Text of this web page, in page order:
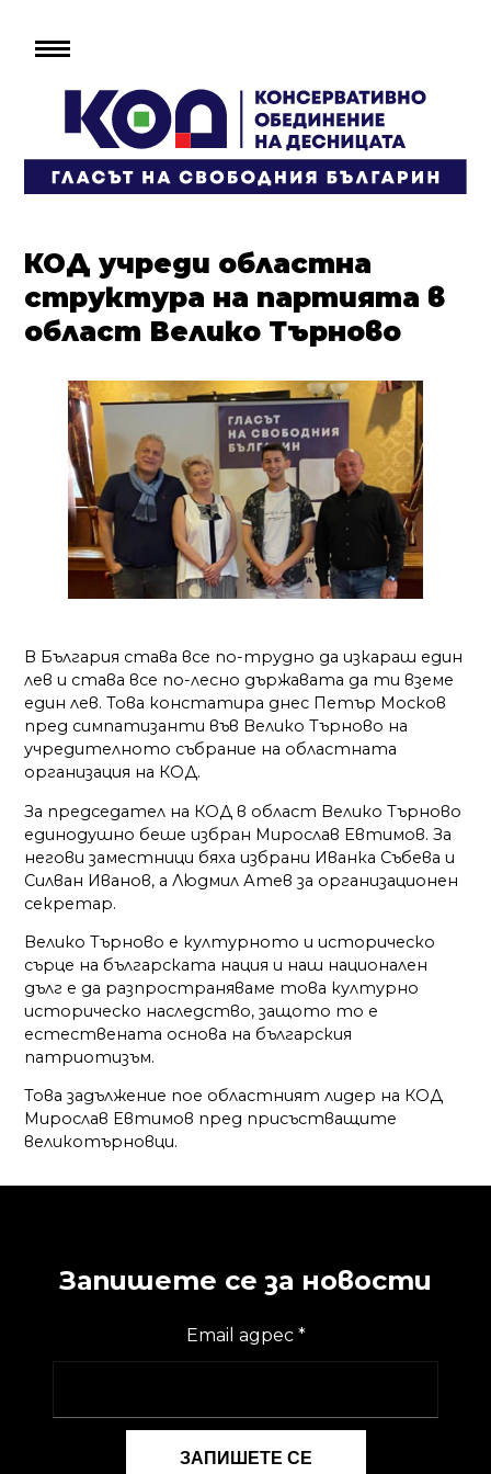
КОД учреди областна
структура на партията в
област Велико Търново
В България става все по-трудно да изкараш един
лев и става все по-лесно държавата да ти вземе
един лев. Това констатира днес Петър Москов
пред симпатизанти във Велико Търново на
учредителното събрание на областната
организация на КОД.
За председател на КОД в област Велико Търново
единодушно беше избран Мирослав Евтимов. За
негови заместници бяха избрани Иванка Събева и
Силван Иванов, а Людмил Атев за организационен
секретар.
Велико Търново е културното и историческо
сърце набългарската нация и наш национален
дълг е да разпространяваме това културно
историческо наследство, защото то е
естествената основа на българския
патриотизъм.
Това задължение пое областният лидер на КОД
Мирослав Евтимов пред присъстващите
великотърновци.
Запишете се за новости
Email адрес *